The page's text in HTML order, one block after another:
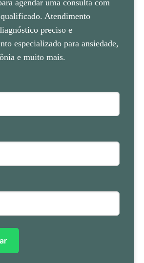
agendar uma consulta com
Atendimento
preciso e
especializado para ansiedade,
e muito mais.